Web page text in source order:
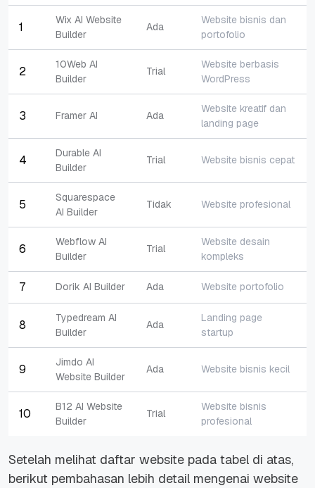
1
Wix AI Website
Builder
Ada
Website bisnis dan
portofolio
2
10Web AI
Builder
Trial
Website berbasis
WordPress
3 Framer AI Ada
Website kreatif dan
landing page
4
Durable AI
Builder
Trial Website bisnis cepat
5
Squarespace
AI Builder
Tidak Website profesional
6
Webflow AI
Builder
Trial
Website desain
kompleks
7 Dorik AI Builder Ada Website portofolio
8
Typedream AI
Builder
Ada
Landing page
startup
9
Jimdo AI
Website Builder
Ada Website bisnis kecil
10
B12 AI Website
Builder
Trial
Website bisnis
profesional
Setelah melihat daftar website pada tabel di atas,
berikut pembahasan lebih detail mengenai website